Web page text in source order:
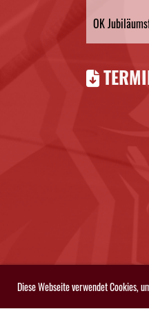
Diese Webseite verwendet Cookies,
OK